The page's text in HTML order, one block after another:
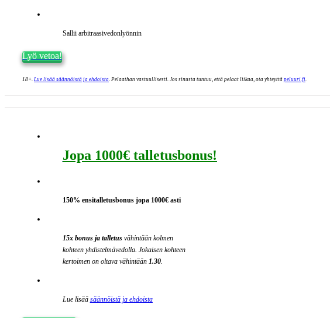
Sallii arbitraasivedonlyönnin
Lyö vetoa!
18+. Lue lisää säännöistä ja ehdoista . Pelaathan vastuullisesti. Jos sinusta tuntuu, että pelaat liikaa, ota yhteyttä peluuri.fi
Jopa 1000€ talletusbonus!
150% ensitalletusbonus jopa 1000€ asti
15x bonus ja talletusvähintään kolmen
kohteen yhdistelmävedolla. Jokaisen kohteen
kertoimen on oltava vähintään 1.30.
Lue lisää säännöistä ja ehdoista